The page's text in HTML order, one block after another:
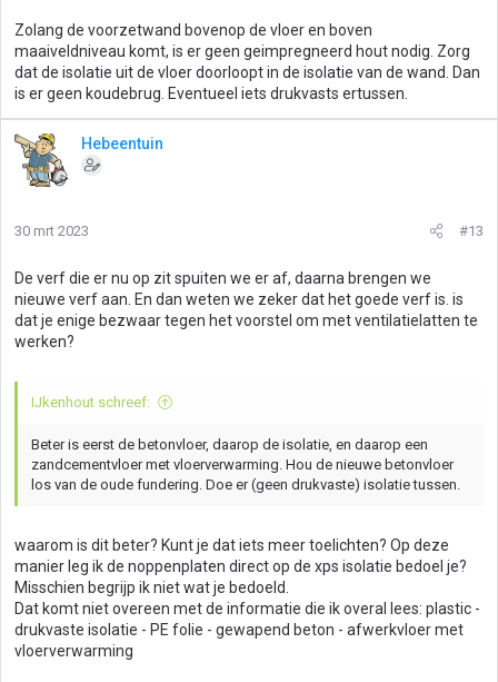
Zolang de voorzetwand bovenop de vloer en boven
maaiveldniveau komt, is er geen geimpregneerd hout nodig. Zorg
dat de isolatie uit de vloer doorloopt in de isolatie van de wand. Dan
is er geen koudebrug. Eventueel iets drukvasts ertussen.
Hebeentuin
30 mrt 2023 #13
De verf die er nu op zit spuiten we er af, daarna brengen we
nieuwe verf aan. En dan weten we zeker dat het goede verf is. is
dat je enige bezwaar tegen het voorstel om met ventilatielatten te
werken?
IJkenhout schreef:
Beter is eerst de betonvloer, daarop de isolatie, en daarop een
zandcementvloer met vloerverwarming. Hou de nieuwe betonvloer
los van de oude fundering. Doe er (geen drukvaste) isolatie tussen.
waarom is dit beter? Kunt je dat iets meer toelichten? Op deze
manier leg ik de noppenplaten direct op de xps isolatie bedoel je?
Misschien begrijp ik niet wat je bedoeld.
Dat komt niet overeen met de informatie die ik overal lees: plastic -
drukvaste isolatie - PE folie - gewapend beton - afwerkvloer met
vloerverwarming